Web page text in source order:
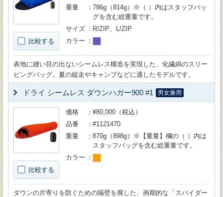
比較する
重量
786g（814g）※（ ）内はスタッフバッ
グを含む総重量です。
サイズ
R/ZIP、L/ZIP
カラー
表地に縫い目の出ないシームレス構造を実現した、化繊綿のスリー
ピングバッグ。夏の縦走やキャンプなどに適したモデルです。
ドライ シームレス ダウンハガー900 #1 男女兼用
比較する
価格
¥80,000（税込）
品番
#1121470
重量
870g（898g）※【重量】欄の（ ）内は
スタッフバッグを含む総重量です。
カラー
ダウンの片寄りを防ぐための隔壁を廃した、画期的な「スパイダー